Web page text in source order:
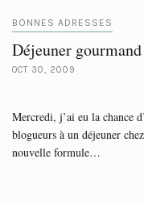
BONNES ADRESSES
Déjeuner
OCT 30, 2009
Mercredi, j’ai eu la chance
blogueurs à un déjeuner
nouvelle formule…